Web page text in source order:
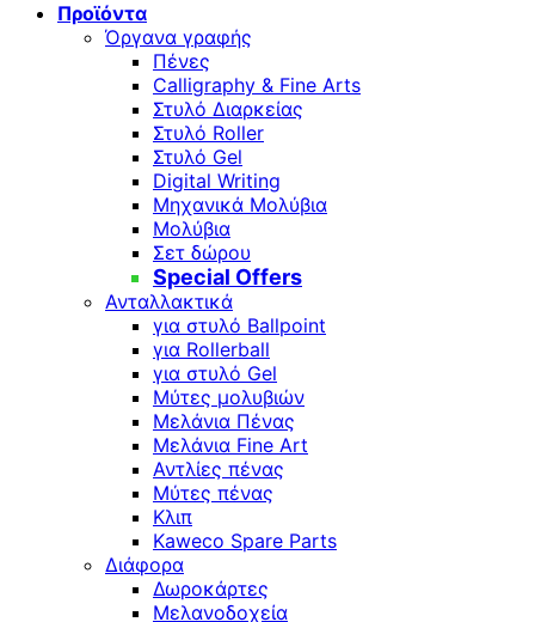
Προϊόντα
Όργανα γραφής
Πένες
Calligraphy & Fine Arts
Στυλό Διαρκείας
Στυλό Roller
Στυλό Gel
Digital Writing
Μηχανικά Μολύβια
Μολύβια
Σετ δώρου
Special Offers
Ανταλλακτικά
για στυλό Ballpoint
για Rollerball
για στυλό Gel
Μύτες μολυβιών
Μελάνια Πένας
Μελάνια Fine Art
Αντλίες πένας
Μύτες πένας
Κλιπ
Kaweco Spare Parts
Διάφορα
Δωροκάρτες
Μελανοδοχεία